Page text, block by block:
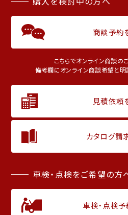
商談予約
こちらでオンライン商談の
備考欄にオンライン商談希望と明
見積依頼
カタログ請
車検・点検をご希望の方
車検・点検予